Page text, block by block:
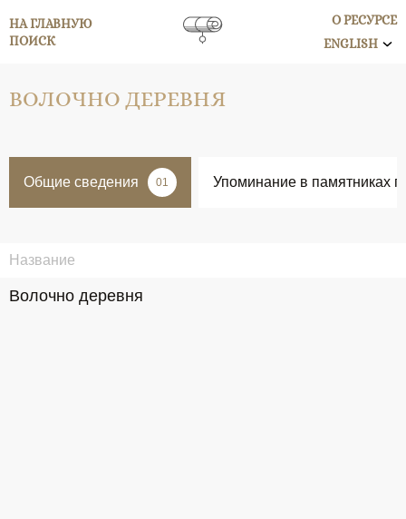
НА ГЛАВНУЮ
ПОИСК
О РЕСУРСЕ
ENGLISH
ВОЛОЧНО ДЕРЕВНЯ
Общие сведения 01 Упоминание в памятниках
Название
Волочно деревня